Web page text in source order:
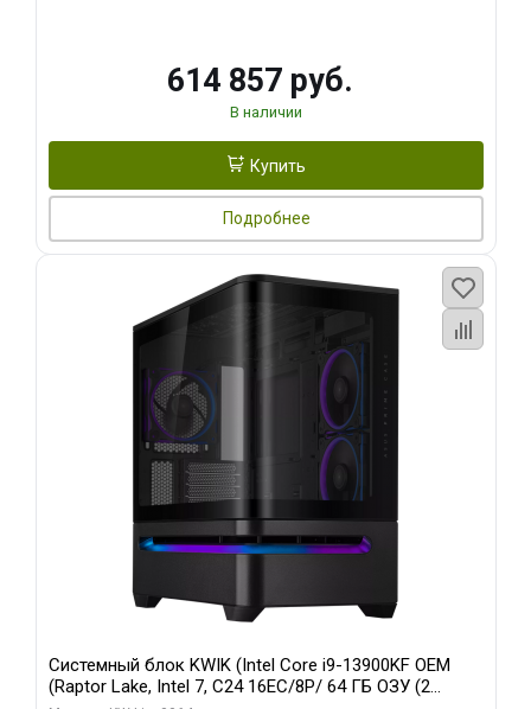
614 857 руб.
В наличии
Купить
Подробнее
Системный блок KWIK (Intel Core i9-13900KF OEM
(Raptor Lake, Intel 7, C24 16EC/8P/ 64 ГБ ОЗУ (2